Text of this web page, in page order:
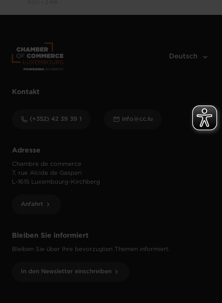
Bleiben Sie informiert
Bleiben Sie über Ihre bevorzugten Themen informiert.
In den Newsletter einschreiben
Adresse
Chambre de commerce
7, rue Alcide de Gasperi
L-1615 Luxembourg-Kirchberg
Anfahrt
Kontakt
(+352) 42 39 39 1 info@cc.lu